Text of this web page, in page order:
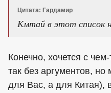
Цитата: Гардамир
Кмтай в этот список
Конечно, хочется с
так без аргументов, но
для Вас, а для Китая),